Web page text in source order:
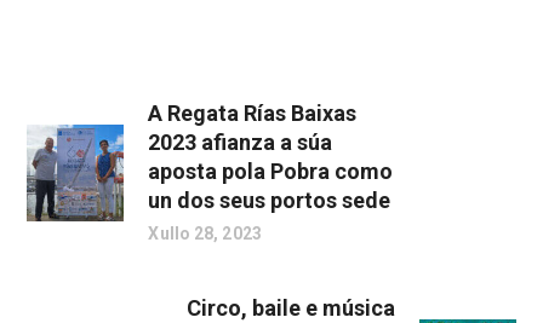
A Regata Rías Baixas
2023 afianza a súa
aposta pola Pobra como
un dos seus portos sede
Xullo 28, 2023
Circo, baile e música